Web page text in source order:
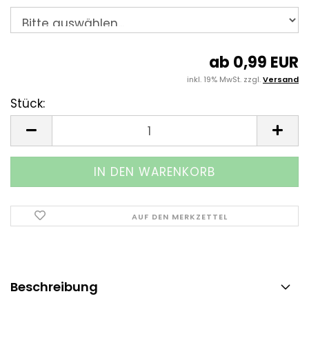
ab 0,99 EUR
inkl. 19% MwSt. zzgl.Versand
Stück:
AUF DEN MERKZETTEL
Beschreibung